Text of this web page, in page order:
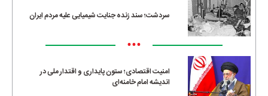
سردشت؛ سند زنده جنایت شیمیایی علیه مردم ایران
•••
امنیت اقتصادی؛ ستون پایداری و اقتدار ملی در
اندیشه امام خامنه‌ای